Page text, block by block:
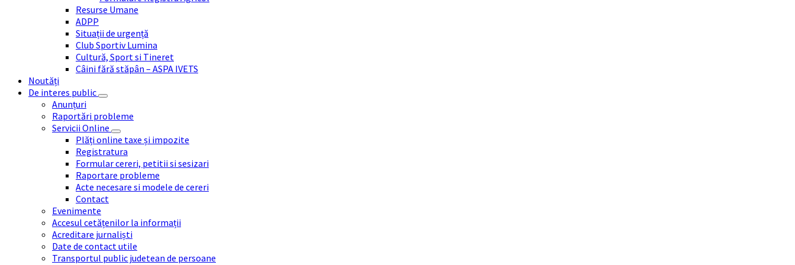
Resurse Umane
ADPP
Situații de urgență
Club Sportiv Lumina
Cultură, Sport si Tineret
Câini fără stăpân – ASPA IVETS
Noutăți
De interes public
Anunțuri
Raportări probleme
Servicii Online
Plăți online taxe și impozite
Registratura
Formular cereri, petitii si sesizari
Raportare probleme
Acte necesare si modele de cereri
Contact
Evenimente
Accesul cetățenilor la informații
Acreditare jurnaliști
Date de contact utile
Transportul public judetean de persoane